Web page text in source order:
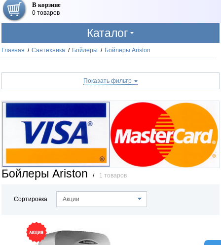
В корзине
0 товаров
Каталог
Главная / Сантехника / Бойлеры / Бойлеры Ariston
Показать фильтр
Бойлеры Ariston / 1 товаров
Сортировка Акции